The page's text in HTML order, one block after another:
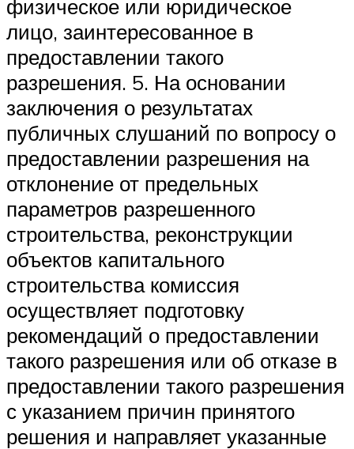
физическое или юридическое
лицо, заинтересованное в
предоставлении такого
разрешения. 5. На основании
заключения о результатах
публичных слушаний по вопросу о
предоставлении разрешения на
отклонение от предельных
параметров разрешенного
строительства, реконструкции
объектов капитального
строительства комиссия
осуществляет подготовку
рекомендаций о предоставлении
такого разрешения или об отказе в
предоставлении такого разрешения
с указанием причин принятого
решения и направляет указанные